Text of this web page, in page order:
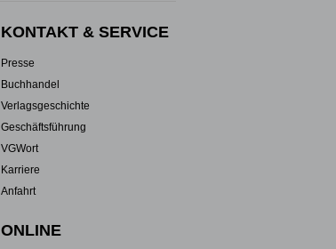
KONTAKT & SERVICE
Presse
Buchhandel
Verlagsgeschichte
Geschäftsführung
VGWort
Karriere
Anfahrt
ONLINE